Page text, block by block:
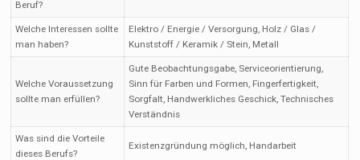
Beruf?
Welche Interessen sollte
man haben?
Elektro / Energie / Versorgung, Holz / Glas /
Kunststoff / Keramik / Stein, Metall
Welche Voraussetzung
sollte man erfüllen?
Gute Beobachtungsgabe, Serviceorientierung,
Sinn für Farben und Formen, Fingerfertigkeit,
Sorgfalt, Handwerkliches Geschick, Technisches
Verständnis
Was sind die Vorteile
dieses Berufs?
Existenzgründung möglich, Handarbeit